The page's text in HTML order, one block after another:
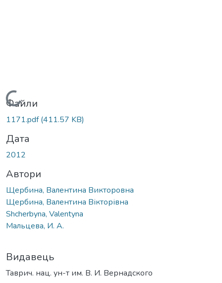
Вантажиться...
Файли
1171.pdf(411.57 KB)
Дата
2012
Автори
Щербина, Валентина Викторовна
Щербина, Валентина Вікторівна
Shcherbyna, Valentyna
Мальцева, И. А.
Видавець
Таврич. нац. ун-т им. В. И. Вернадского